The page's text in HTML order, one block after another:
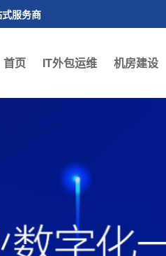
服务商
首页 IT外包运维 机房建设